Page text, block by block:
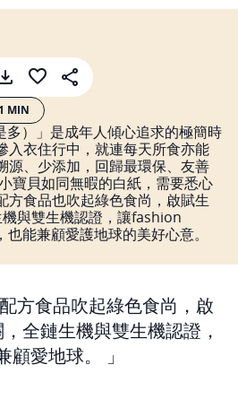
1 MIN
多）」是成年人傾心追求的極簡時
入衣住行中，就連每天所食亦能
源、少添加，回歸最環保、友善
寶貝如同無暇的白紙，需要悉心
方食品也吹起綠色食尚，啟賦生
與雙生機認證，讓fashion
能兼顧愛護地球的美好心意。
方食品吹起綠色食尚，啟
全鏈生機與雙生機認證，
顧愛地球。